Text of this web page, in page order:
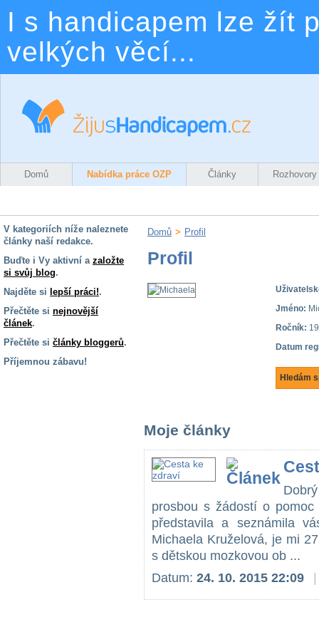
I s handicapem lze žít
velkých věcí...
Domů Nabídka práce OZP Články Rozhovory
V kategoriích níže naleznete
články naší redakce.
Buďte i Vy aktivní a založte
si svůj blog.
Najděte si lepší práci!.
Přečtěte si nejnovější
článek.
Přečtěte si články bloggerů.
Příjemnou zábavu!
Domů > Profil
Profil
Jméno:
Ročník:
Datum
Hledám
Moje články
prosbou s žádostí o
představila a seznámila
Michaela Kruželová, je mi
s dětskou mozkovou ob ...
Datum: 24. 10. 2015 22:09